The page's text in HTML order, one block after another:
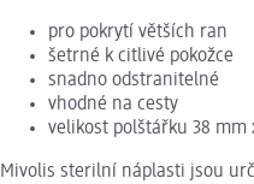
pro pokrytí větších ran
šetrné k citlivé pokožce
snadno odstranitelné
vhodné na cesty
velikost polštářku 38 mm
Mivolis sterilní náplasti jsou